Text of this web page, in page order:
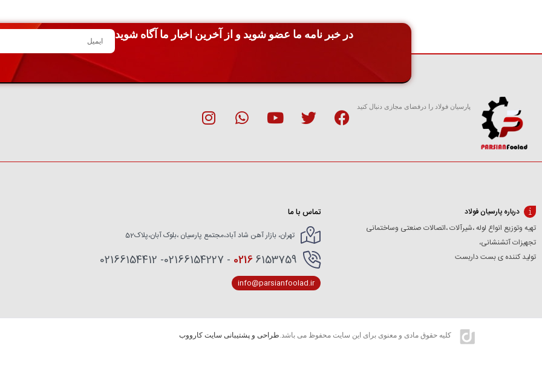
در خبر نامه ما عضو شوید و از آخرین اخبار ما آگاه شوید
پارسیان فولاد را درفضای مجازی دنبال کنید
درباره پارسیان فولاد
تهیه وتوزیع انواع لوله ،شیرآلات ،اتصالات صنعتی وساختمانی
تجهیزات آتشنشانی،
تولید کننده ی بست داربست
تماس با ما
تهران، بازار آهن شاد آباد،مجتمع پارسیان ،بلوک آبان،پلاک52
02166153759 - 02166154227- 02166154412
info@parsianfoolad.ir
کلیه حقوق مادی و معنوی برای این سایت محفوظ می باشد.طراحی و پشتیبانی سایت کارووب